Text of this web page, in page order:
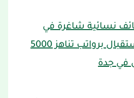
نسائية شاغرة في
الاستقبال برواتب تناهز 5000
في جدة